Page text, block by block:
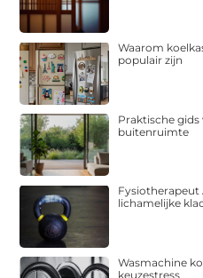
Waarom
populair zijn
Praktische
buitenruimte
Fysiotherapeut
lichamelijke
Wasmachine
keuzestress